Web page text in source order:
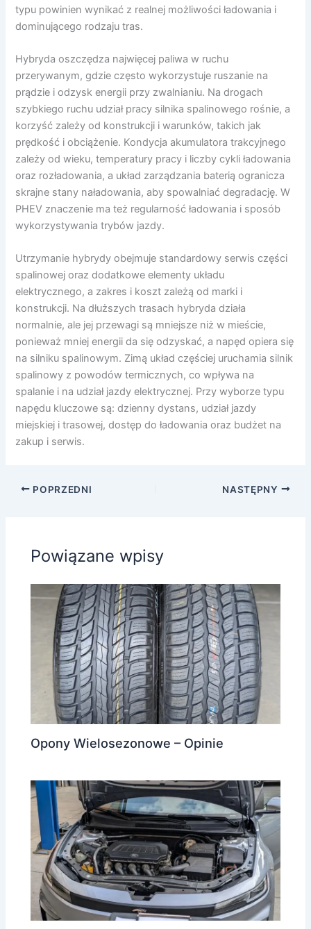
typu powinien wynikać z realnej możliwości ładowania i
dominującego rodzaju tras.
Hybryda oszczędza najwięcej paliwa w ruchu
przerywanym, gdzie często wykorzystuje ruszanie na
prądzie i odzysk energii przy zwalnianiu. Na drogach
szybkiego ruchu udział pracy silnika spalinowego rośnie, a
korzyść zależy od konstrukcji i warunków, takich jak
prędkość i obciążenie. Kondycja akumulatora trakcyjnego
zależy od wieku, temperatury pracy i liczby cykli ładowania
oraz rozładowania, a układ zarządzania baterią ogranicza
skrajne stany naładowania, aby spowalniać degradację. W
PHEV znaczenie ma też regularność ładowania i sposób
wykorzystywania trybów jazdy.
Utrzymanie hybrydy obejmuje standardowy serwis części
spalinowej oraz dodatkowe elementy układu
elektrycznego, a zakres i koszt zależą od marki i
konstrukcji. Na dłuższych trasach hybryda działa
normalnie, ale jej przewagi są mniejsze niż w mieście,
ponieważ mniej energii da się odzyskać, a napęd opiera się
na silniku spalinowym. Zimą układ częściej uruchamia silnik
spalinowy z powodów termicznych, co wpływa na
spalanie i na udział jazdy elektrycznej. Przy wyborze typu
napędu kluczowe są: dzienny dystans, udział jazdy
miejskiej i trasowej, dostęp do ładowania oraz budżet na
zakup i serwis.
POPRZEDNI NASTĘPNY
Powiązane wpisy
Opony Wielosezonowe – Opinie